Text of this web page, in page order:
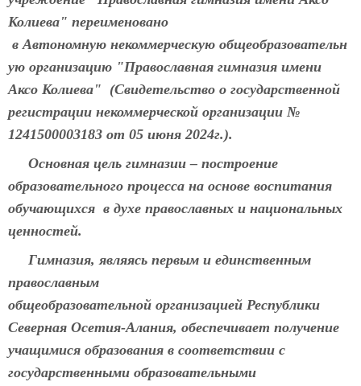
Колиева" переименовано
в Автономную некоммерческую общеобразовательн
ую организацию "Православная гимназия имени
Аксо Колиева" (Свидетельство о государственной
регистрации некоммерческой организации №
1241500003183 от 05 июня 2024г.).
Основная цель гимназии – построение
образовательного процесса на основе воспитания
обучающихся в духе православных и национальных
ценностей.
Гимназия, являясь первым и единственным
православным
общеобразовательной организацией Республики
Северная Осетия-Алания, обеспечивает получение
учащимися образования в соответствии с
государственными образовательными